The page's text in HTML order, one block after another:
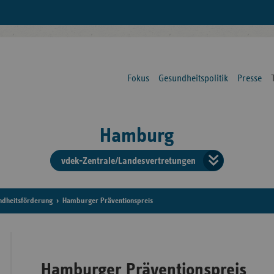
Fokus Gesundheitspolitik Presse
Hamburg
vdek-Zentrale/Landesvertretungen
der
Hamburger Präventionspreis
Hamburger Präventionspreis